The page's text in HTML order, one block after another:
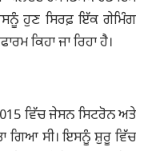
ਹੁਣ ਸਿਰਫ਼ ਇੱਕ ਗੇਮਿੰਗ
ਕਿਹਾ ਜਾ ਰਿਹਾ ਹੈ।
ਵਿੱਚ ਜੇਸਨ ਸਿਟਰੋਨ ਅਤੇ
ਗਿਆ ਸੀ। ਇਸਨੂੰ ਸ਼ੁਰੂ ਵਿੱਚ